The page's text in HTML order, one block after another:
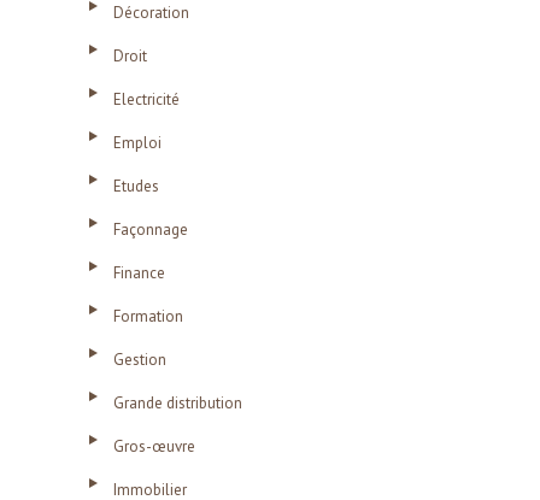
Décoration
Droit
Electricité
Emploi
Etudes
Façonnage
Finance
Formation
Gestion
Grande distribution
Gros-œuvre
Immobilier